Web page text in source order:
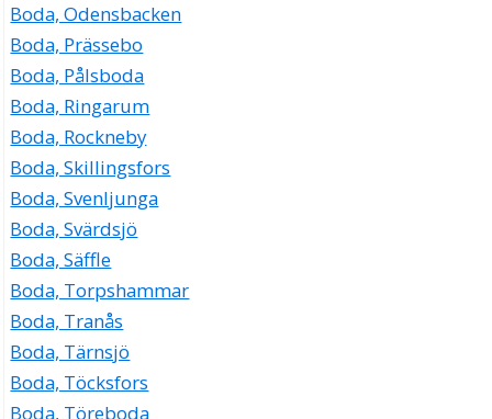
Boda, Odensbacken
Boda, Prässebo
Boda, Pålsboda
Boda, Ringarum
Boda, Rockneby
Boda, Skillingsfors
Boda, Svenljunga
Boda, Svärdsjö
Boda, Säffle
Boda, Torpshammar
Boda, Tranås
Boda, Tärnsjö
Boda, Töcksfors
Boda, Töreboda